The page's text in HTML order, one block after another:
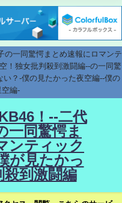
の一同驚愕まとめ速報にロマンテ
！独女批判殺到激闘編--の一同驚
？-僕の見たかった夜空編--僕の
空編-
！--二代
一同驚愕ま
ンティック
が見たかっ
殺到激闘編